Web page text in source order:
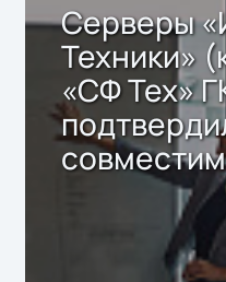
Серверы
Техники»
«СФ Тех»
решением
Storage
хранения